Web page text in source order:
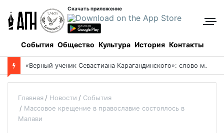
Скачать приложение
События Общество Культура История Контакты
Боровое: когда и как все начиналось, и кто все начинал
Главная Новости
События
Массовое крещение в православие состоялось в
Малави